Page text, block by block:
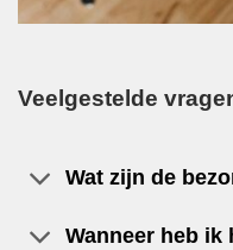
Veelgestelde
Wat zijn de
Wanneer heb ik